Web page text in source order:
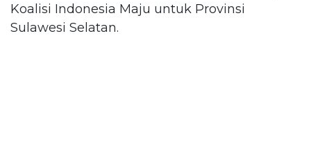
Koalisi Indonesia Maju untuk Provinsi
Sulawesi Selatan.